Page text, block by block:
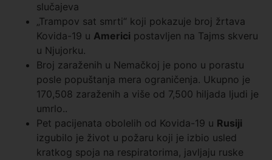
slučajeva
„Trampov sat smrti“ koji pokazuje broj žrtava
Kovida-19 u Americi postavljen na Tajms skveru
u Njujorku.
Broj zaraženih u Nemačkoj je pono u porastu
posle popuštanja mera ograničenja. Ukupno je
170,508 zaraženih a više od 7,500 hiljada ljudi je
umrlo..
Pet pacijenata obolelih od Kovida-19 u Rusiji
izgubilo je život u požaru koji je izbio usled
kratkog spoja na respiratorima, javljaju ruske